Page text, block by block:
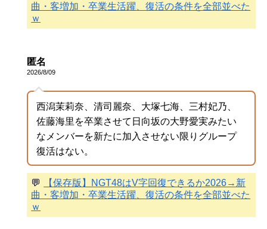
曲・客増加・卒業生活躍、復活の条件を全部並べた
ｗ
匿名
2026/8/09
西潟茉莉奈、清司麗奈、大塚七海、三村妃乃、
佐藤海里を卒業させて日向坂の大野愛実みたい
なメンバーを新たに加入させない限りグループ
復活はない。
💬
【保存版】NGT48はV字回復できるか2026→新
曲・客増加・卒業生活躍、復活の条件を全部並べた
ｗ